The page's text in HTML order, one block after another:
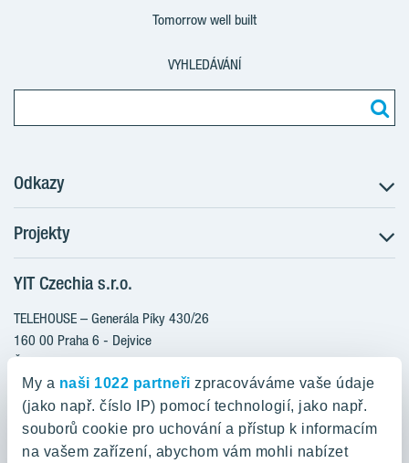
My a naši 1022 partneři zpracováváme vaše údaje
(jako např. číslo IP) pomocí technologií, jako např.
souborů cookie pro uchování a přístup k informacím
na vašem zařízení, abychom vám mohli nabízet
Tomorrow well built
VYHLEDÁVÁNÍ
Odkazy
Postup koupě
Klientské změny
Aktuality
Blog
Kariéra
O nás
YIT PLUS
Projekty
RANTA Barrandov III
RANTA Barrandov IV
TOIVO Roztyly II
KALEVALA
VIRTA Kladno
KATTILA Kamýk
YIT Czechia s.r.o.
TELEHOUSE – Generála Píky 430/26
160 00 Praha 6 - Dejvice
Česká republika
800 200 666
domov@yit.cz